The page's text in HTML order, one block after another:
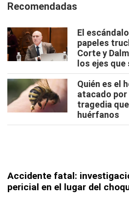
Recomendadas
El
papeles
Corte y
los ejes
Quién es el
atacado por
tragedia
huérfanos
Accidente fatal:
pericial en el lugar del